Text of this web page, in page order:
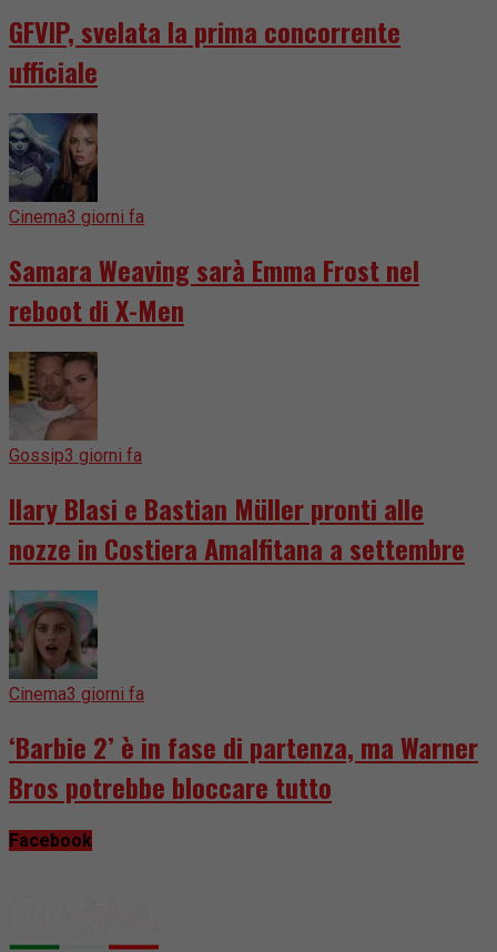
GFVIP, svelata la prima concorrente
ufficiale
Cinema3 giorni fa
Samara Weaving sarà Emma Frost nel
reboot di X-Men
Gossip3 giorni fa
Ilary Blasi e Bastian Müller pronti alle
nozze in Costiera Amalfitana a settembre
Cinema3 giorni fa
‘Barbie 2’ è in fase di partenza, ma Warner
Bros potrebbe bloccare tutto
Facebook